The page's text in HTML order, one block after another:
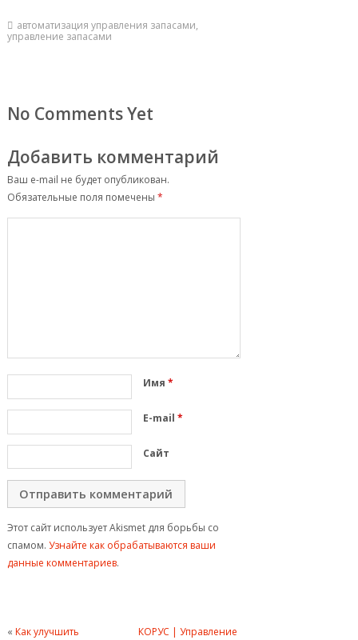
автоматизация управления запасами,
управление запасами
No Comments Yet
Добавить комментарий
Ваш e-mail не будет опубликован.
Обязательные поля помечены *
Имя *
E-mail *
Сайт
Этот сайт использует Akismet для борьбы со
спамом. Узнайте как обрабатываются ваши
данные комментариев.
« Как улучшить
КОРУС | Управление